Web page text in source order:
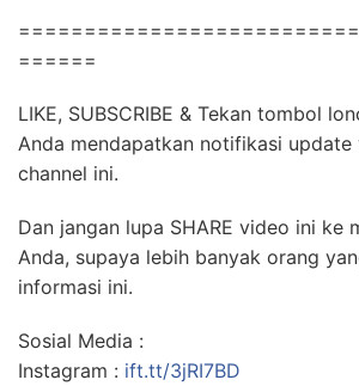
======
LIKE, SUBSCRIBE & Tekan tombol
Anda mendapatkan notifikasi
channel ini.
Dan jangan lupa SHARE video ini ke
Anda, supaya lebih banyak orang
informasi ini.
Sosial Media :
Instagram : ift.tt/3jRI7BD